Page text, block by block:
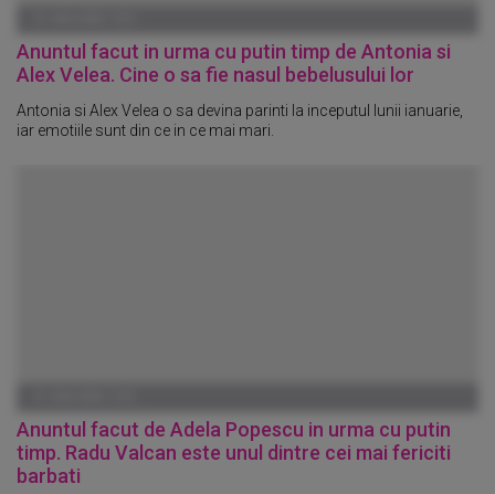
Anuntul facut in urma cu putin timp de Antonia si
Alex Velea. Cine o sa fie nasul bebelusului lor
Antonia si Alex Velea o sa devina parinti la inceputul lunii ianuarie,
iar emotiile sunt din ce in ce mai mari.
Anuntul facut de Adela Popescu in urma cu putin
timp. Radu Valcan este unul dintre cei mai fericiti
barbati